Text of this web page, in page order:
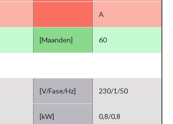
A
[Maanden] 60
[V/Fase/Hz] 230/1/50
[kW] 0,8/0,8